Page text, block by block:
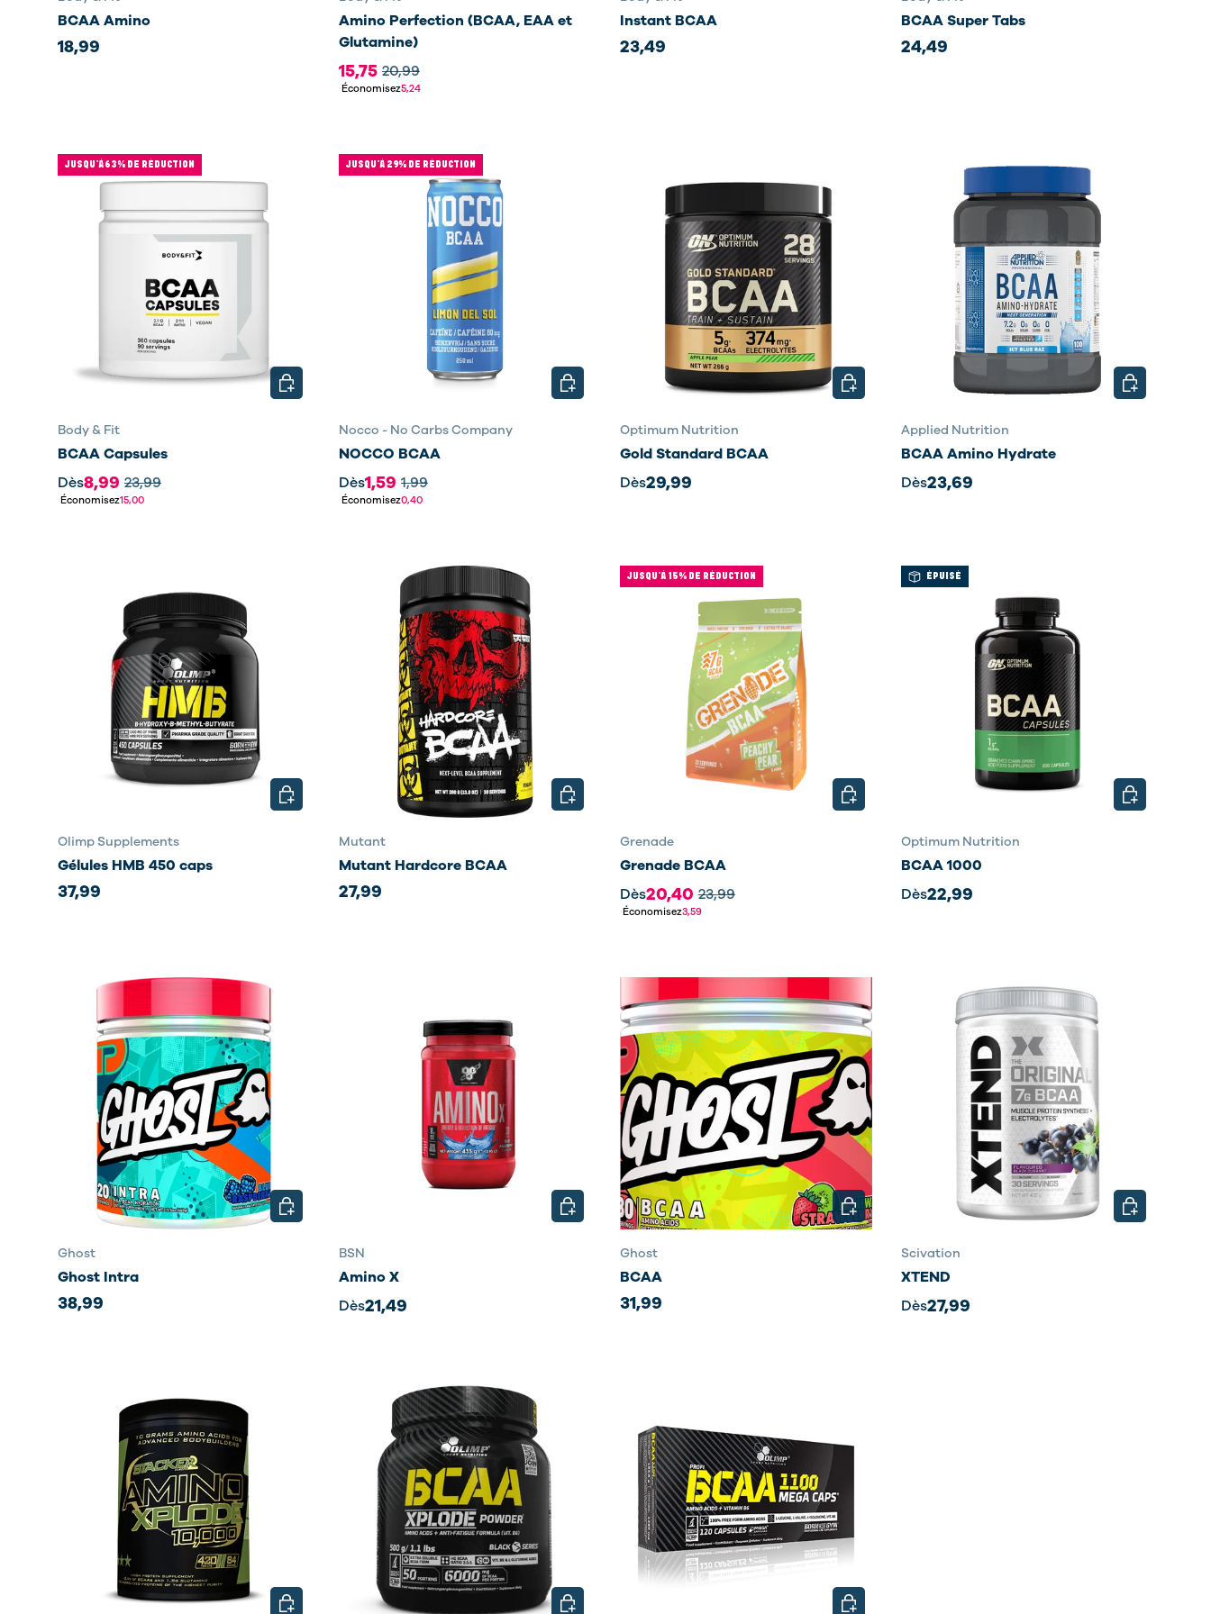
BCAA Amino
18,99
Amino Perfection (BCAA, EAA et
Glutamine)
15,75 20,99
Économisez5,24
Instant BCAA
23,49
BCAA Super Tabs
24,49
JUSQU’À 63% DE RÉDUCTION
Body & Fit
BCAA Capsules
Dès8,99 23,99
Économisez15,00
CHOISIR LES OPTIONS
JUSQU’À 29% DE RÉDUCTION
Nocco - No Carbs Company
NOCCO BCAA
Dès1,59 1,99
Économisez0,40
CHOISIR LES OPTIONS
Optimum Nutrition
Gold Standard BCAA
Dès29,99
CHOISIR LES OPTIONS
Applied Nutrition
BCAA Amino Hydrate
Dès23,69
CHOISIR LES
Olimp Supplements
Gélules HMB 450 caps
37,99
CHOISIR LES OPTIONS
Mutant
Mutant Hardcore BCAA
27,99
CHOISIR LES OPTIONS
JUSQU’À 15% DE RÉDUCTION
Grenade
Grenade BCAA
Dès20,40 23,99
Économisez3,59
CHOISIR LES OPTIONS
ÉPUISÉ
Optimum Nutrition
BCAA 1000
Dès22,99
CHOISIR LES
Ghost
Ghost Intra
38,99
CHOISIR LES OPTIONS
BSN
Amino X
Dès21,49
CHOISIR LES OPTIONS
Ghost
BCAA
31,99
CHOISIR LES OPTIONS
Scivation
XTEND
Dès27,99
CHOISIR LES
CHOISIR LES OPTIONS CHOISIR LES OPTIONS CHOISIR LES OPTIONS